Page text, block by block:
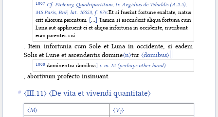
Cf. Ptolemy, Quadripartitum, tr. Aegidius de Tebaldis (A.2.5),
MS Paris, BnF, lat. 16653, f. 97v:Et si fuerint fortune exaltate, natus
erit aliorum parentum. [... ] Tamen si ascenderit aliqua fortuna cum
Luna aut applicuerit ei et aliqua infortuna in occidente, nutribunt
eum parentes sui
. Item infortunia cum Sole et Luna in occidente, si eadem
Solis et Lune et ascendentis domine〈n〉tur〈domibus〉
dominentur domibus] i. m. M (perhaps other hand)
, abortivum profecto insinuant.
〈III.11〉 〈De vita et vivendi quantitate〉
〈M〉 〈V1〉